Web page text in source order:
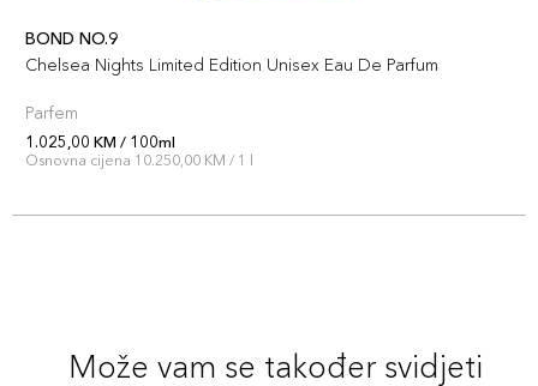
BOND NO.9
Chelsea Nights Limited Edition Unisex Eau De Parfum
Parfem
1.025,00 KM / 100ml
Osnovna cijena 10.250,00 KM / 1 l
Može vam se također svidjeti